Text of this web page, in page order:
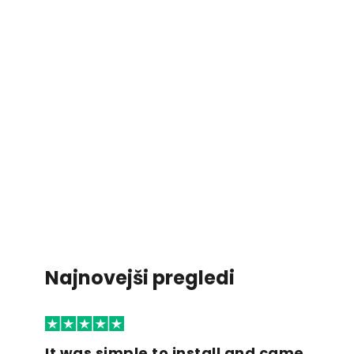
Najnovejši pregledi